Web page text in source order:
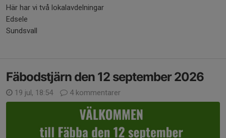
Här har vi två lokalavdelningar
Edsele
Sundsvall
Fäbodstjärn den 12 september 2026
19 jul, 18:54 4 kommentarer